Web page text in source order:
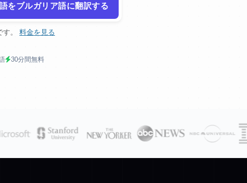
をブルガリア語に翻訳する
。 料金を見る
30分間無料